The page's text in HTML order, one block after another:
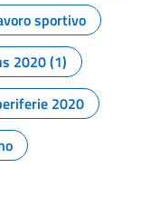
sportivo
2020 (1)
2020